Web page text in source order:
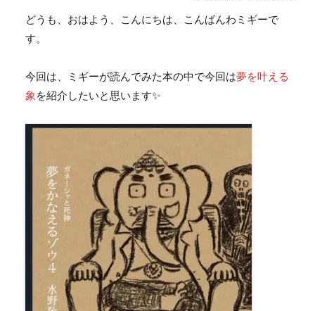
どうも、おはよう、こんにちは、こんばんわミギーで
す。
今回は、ミギーが読んでみた本の中で今回は夢を叶える
象 を紹介したいと思います✨